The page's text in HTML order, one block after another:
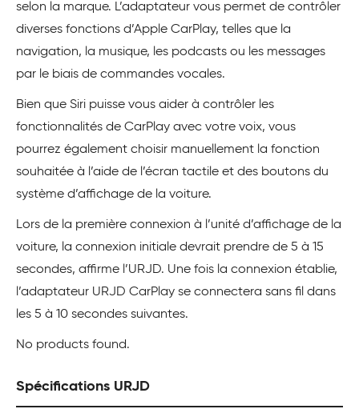
selon la marque. L’adaptateur vous permet de contrôler
diverses fonctions d’Apple CarPlay, telles que la
navigation, la musique, les podcasts ou les messages
par le biais de commandes vocales.
Bien que Siri puisse vous aider à contrôler les
fonctionnalités de CarPlay avec votre voix, vous
pourrez également choisir manuellement la fonction
souhaitée à l’aide de l’écran tactile et des boutons du
système d’affichage de la voiture.
Lors de la première connexion à l’unité d’affichage de la
voiture, la connexion initiale devrait prendre de 5 à 15
secondes, affirme l’URJD. Une fois la connexion établie,
l’adaptateur URJD CarPlay se connectera sans fil dans
les 5 à 10 secondes suivantes.
No products found.
Spécifications URJD